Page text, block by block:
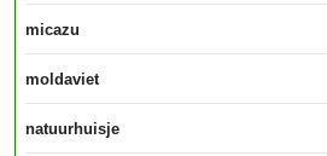
micazu
moldaviet
natuurhuisje